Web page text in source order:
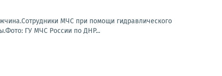
МЧС при помощи гидравлического
ГУ МЧС России по ДНР...